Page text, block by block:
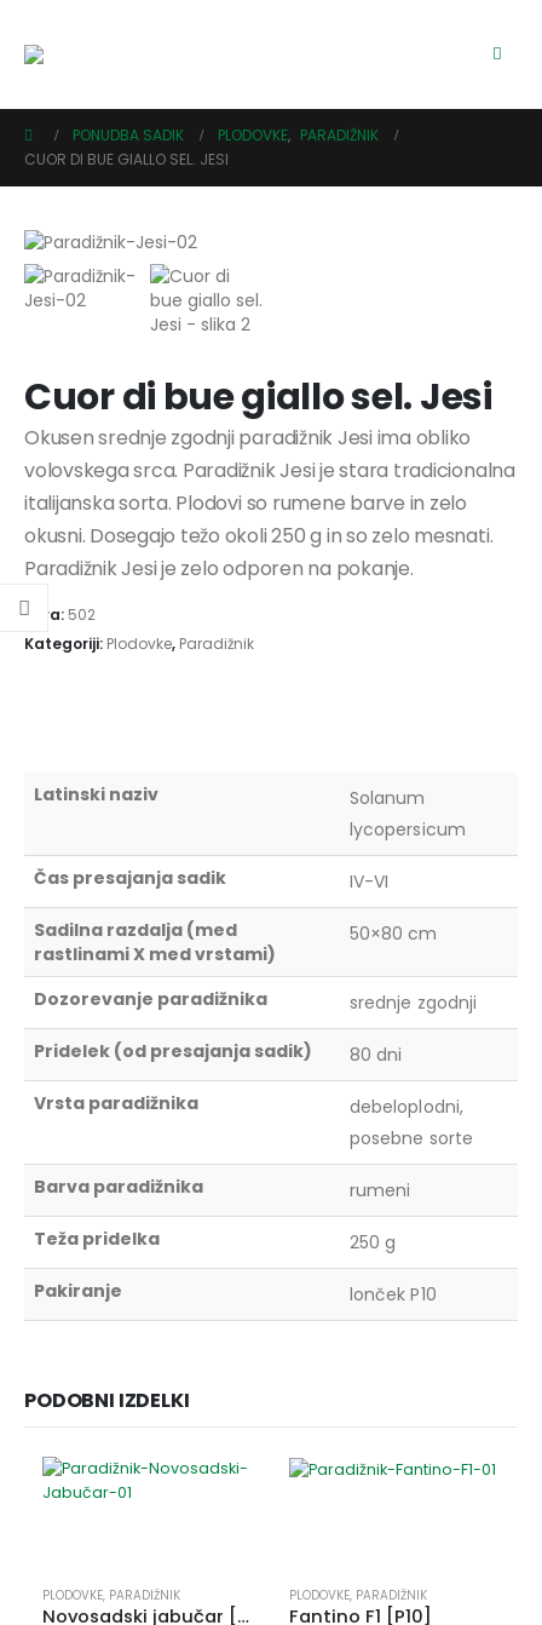
PONUDBA SADIK PLODOVKE, PARADIŽNIK
CUOR DI BUE GIALLO SEL. JESI
Cuor di bue giallo sel. Jesi
Okusen srednje zgodnji paradižnik Jesi ima obliko
volovskega srca. Paradižnik Jesi je stara tradicionalna
italijanska sorta. Plodovi so rumene barve in zelo
okusni. Dosegajo težo okoli 250 g in so zelo mesnati.
Paradižnik Jesi je zelo odporen na pokanje.
Šifra: 502
Kategoriji: Plodovke, Paradižnik
Latinski naziv
Solanum
lycopersicum
Čas presajanja sadik
IV-VI
Sadilna razdalja (med
rastlinami X med vrstami)
50×80 cm
Dozorevanje paradižnika
srednje zgodnji
Pridelek (od presajanja sadik)
80 dni
Vrsta paradižnika
debeloplodni,
posebne sorte
Barva paradižnika
rumeni
Teža pridelka
250 g
Pakiranje
lonček P10
PODOBNI IZDELKI
PLODOVKE, PARADIŽNIK
Novosadski jabučar [4/1]
PLODOVKE, PARADIŽNIK
Fantino F1 [P10]